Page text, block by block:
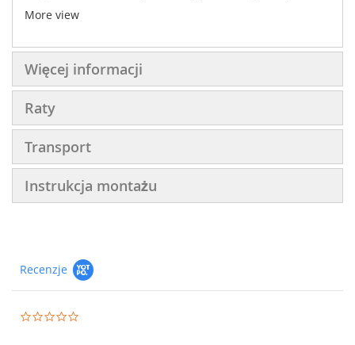
More view
Więcej informacji
Raty
Transport
Instrukcja montażu
Recenzje